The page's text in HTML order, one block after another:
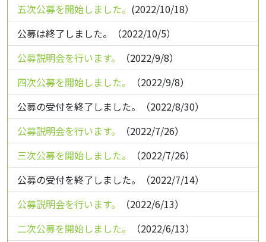
五次公募を開始しました。 (2022/10/18）
公募は終了しました。（2022/10/5）
公募説明会を行います。
（2022/9/8）
四次公募を開始しました。
（2022/9/8）
公募の受付を終了しました。（2022/8/30）
公募説明会を行います。
（2022/7/26）
三次公募を開始しました。
（2022/7/26）
公募の受付を終了しました。（2022/7/14）
公募説明会を行います。
（2022/6/13）
二次公募を開始しました。
（2022/6/13）